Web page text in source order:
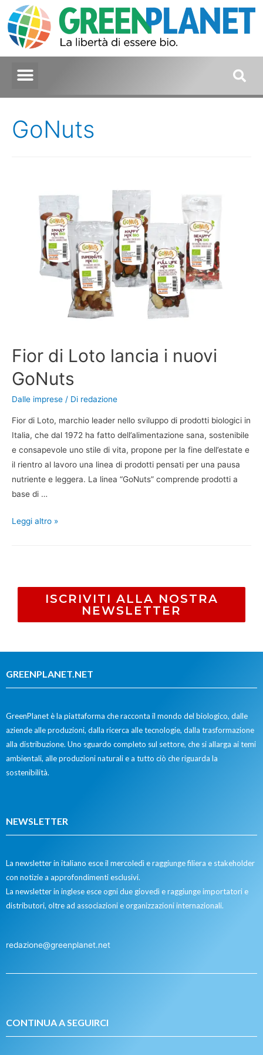
GoNuts
Fior di Loto lancia i nuovi
GoNuts
Dalle imprese / Di redazione
Fior di Loto, marchio leader nello sviluppo di prodotti biologici in
Italia, che dal 1972 ha fatto dell’alimentazione sana, sostenibile
e consapevole uno stile di vita, propone per la fine dell’estate e
il rientro al lavoro una linea di prodotti pensati per una pausa
nutriente e leggera. La linea “GoNuts” comprende prodotti a
base di …
Leggi altro »
ISCRIVITI ALLA NOSTRA
NEWSLETTER
GREENPLANET.NET
GreenPlanet è la piattaforma che racconta il mondo del biologico, dalle
aziende alle produzioni, dalla ricerca alle tecnologie, dalla trasformazione
alla distribuzione. Uno sguardo completo sul settore, che si allarga ai temi
ambientali, alle produzioni naturali e a tutto ciò che riguarda la
sostenibilità.
NEWSLETTER
La newsletter in italiano esce il mercoledì e raggiunge filiera e stakeholder
con notizie a approfondimenti esclusivi.
La newsletter in inglese esce ogni due giovedì e raggiunge importatori e
distributori, oltre ad associazioni e organizzazioni internazionali.
redazione@greenplanet.net
CONTINUA A SEGUIRCI